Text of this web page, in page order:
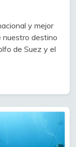
y mejor
nuestro destino
de Suez y el